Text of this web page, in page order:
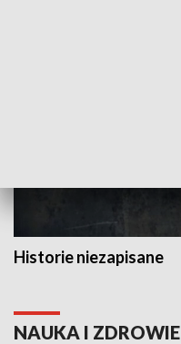
Historie niezapisane
NAUKA I ZDROWIE